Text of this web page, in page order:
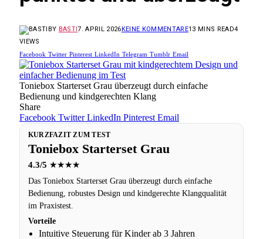
BY BASTI7. APRIL 2026KEINE KOMMENTARE13 MINS READ4
VIEWS
Facebook Twitter Pinterest LinkedIn Telegram Tumblr Email
Toniebox Starterset Grau überzeugt durch einfache
Bedienung und kindgerechten Klang
Share
Facebook Twitter LinkedIn Pinterest Email
KURZFAZIT ZUM TEST
Toniebox Starterset Grau
4.3/5 ★★★★
Das Toniebox Starterset Grau überzeugt durch einfache
Bedienung, robustes Design und kindgerechte Klangqualität
im Praxistest.
Vorteile
Intuitive Steuerung für Kinder ab 3 Jahren